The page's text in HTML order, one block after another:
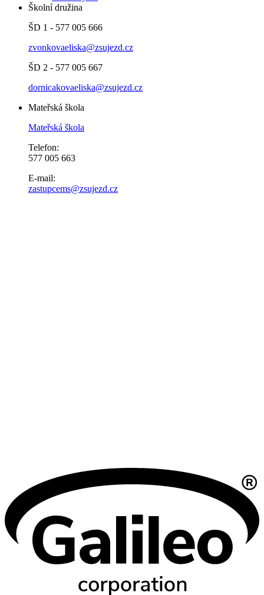
Školní družina
ŠD 1 - 577 005 666
zvonkovaeliska@zsujezd.cz
ŠD 2 - 577 005 667
dornicakovaeliska@zsujezd.cz
Mateřská škola
Mateřská škola
Telefon:
577 005 663
E-mail:
zastupcems@zsujezd.cz